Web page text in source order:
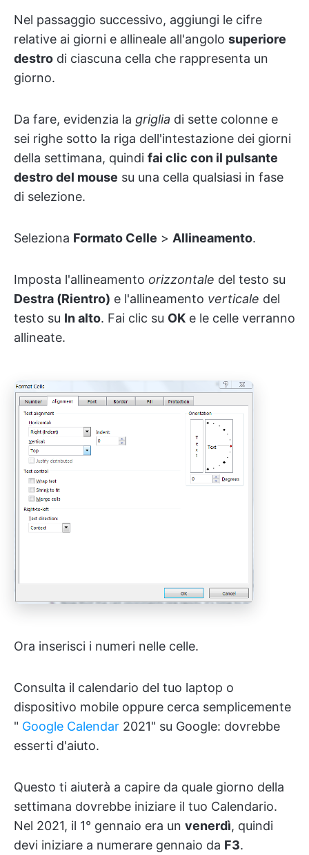
Nel passaggio successivo, aggiungi le cifre
relative ai giorni e allineale all'angolo superiore
destro di ciascuna cella che rappresenta un
giorno.
Da fare, evidenzia la griglia di sette colonne e
sei righe sotto la riga dell'intestazione dei giorni
della settimana, quindi fai clic con il pulsante
destro del mouse su una cella qualsiasi in fase
di selezione.
Seleziona Formato Celle > Allineamento.
Imposta l'allineamento orizzontale del testo su
Destra (Rientro) e l'allineamento verticale del
testo su In alto. Fai clic su OK e le celle verranno
allineate.
Ora inserisci i numeri nelle celle.
Consulta il calendario del tuo laptop o
dispositivo mobile oppure cerca semplicemente
" Google Calendar 2021" su Google: dovrebbe
esserti d'aiuto.
Questo ti aiuterà a capire da quale giorno della
settimana dovrebbe iniziare il tuo Calendario.
Nel 2021, il 1° gennaio era un venerdì, quindi
devi iniziare a numerare gennaio da F3.